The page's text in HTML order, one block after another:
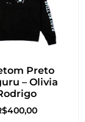
Preto
– Olivia
400,00